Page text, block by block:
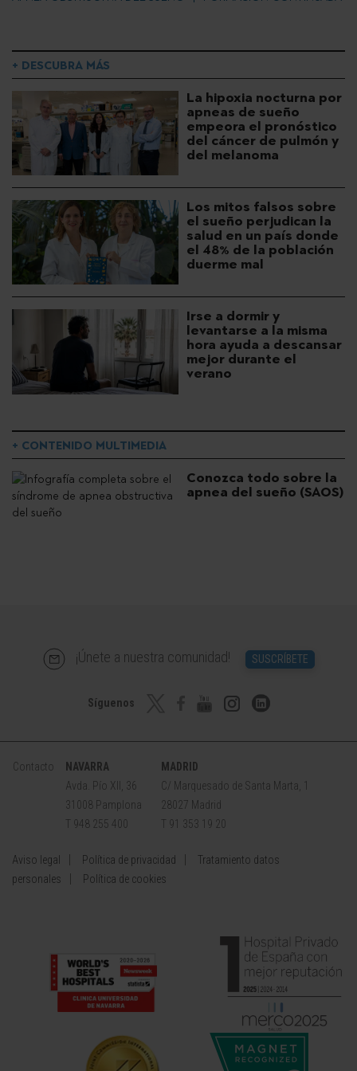
+ DESCUBRA MÁS
La hipoxia nocturna por
apneas de sueño
empeora el pronóstico
del cáncer de pulmón y
del melanoma
Los mitos falsos sobre
el sueño perjudican la
salud en un país donde
el 48% de la población
duerme mal
Irse a dormir y
levantarse a la misma
hora ayuda a descansar
mejor durante el
verano
+ CONTENIDO MULTIMEDIA
Conozca todo sobre la
apnea del sueño (SAOS)
¡Únete a nuestra comunidad! SUSCRÍBETE
Síguenos
Contacto
NAVARRA
Avda. Pío XII, 36
31008 Pamplona
T 948 255 400
MADRID
C/ Marquesado de Santa Marta, 1
28027 Madrid
T 91 353 19 20
Aviso legal Política de privacidad
Tratamiento datos
personales
Política de cookies